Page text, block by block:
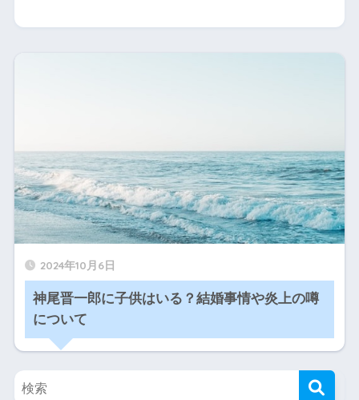
2024年10月6日
神尾晋一郎に子供はいる？結婚事情や炎上の噂
について